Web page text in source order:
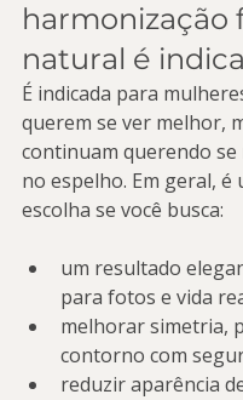
harmonização
natural é
É indicada para
querem se ver melhor,
continuam querendo
no espelho. Em geral, é
escolha se você busca:
um resultado
para fotos e vida
melhorar simetria,
contorno com
reduzir aparência